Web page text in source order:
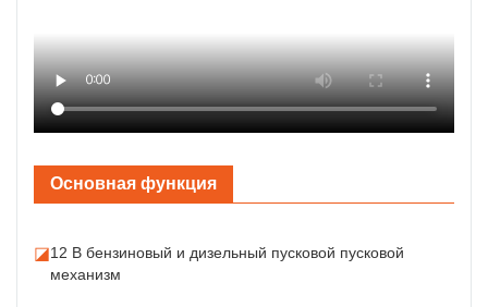
Основная функция
◪12 В бензиновый и дизельный пусковой пусковой
механизм